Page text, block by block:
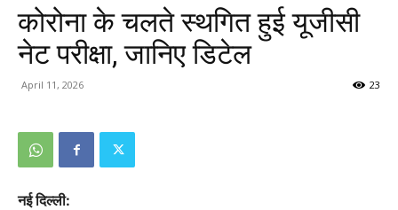
कोरोना के चलते स्थगित हुई यूजीसी
नेट परीक्षा, जानिए डिटेल
April 11, 2026 23
नई दिल्ली: